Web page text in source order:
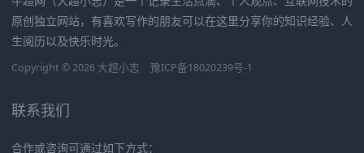
原创独立网站，有喜欢写作的朋友可以在这里分享你的知识经验、人
生阅历以及快乐时光。
Copyright © 2026 大超小志 豫ICP备18020239号-1
联系我们
合作或咨询可通过如下方式：